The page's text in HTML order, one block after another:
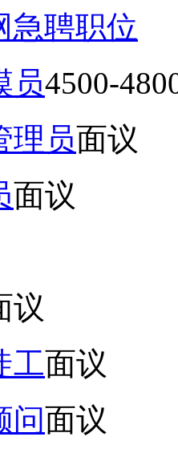
急聘职位
员4500-
理员面议
面议
议
工面议
问面议